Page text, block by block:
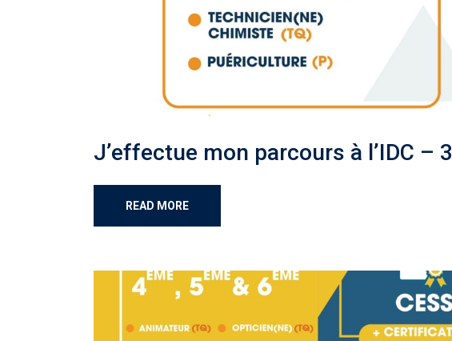
J’effectue mon parcours à l’IDC – 3
READ MORE